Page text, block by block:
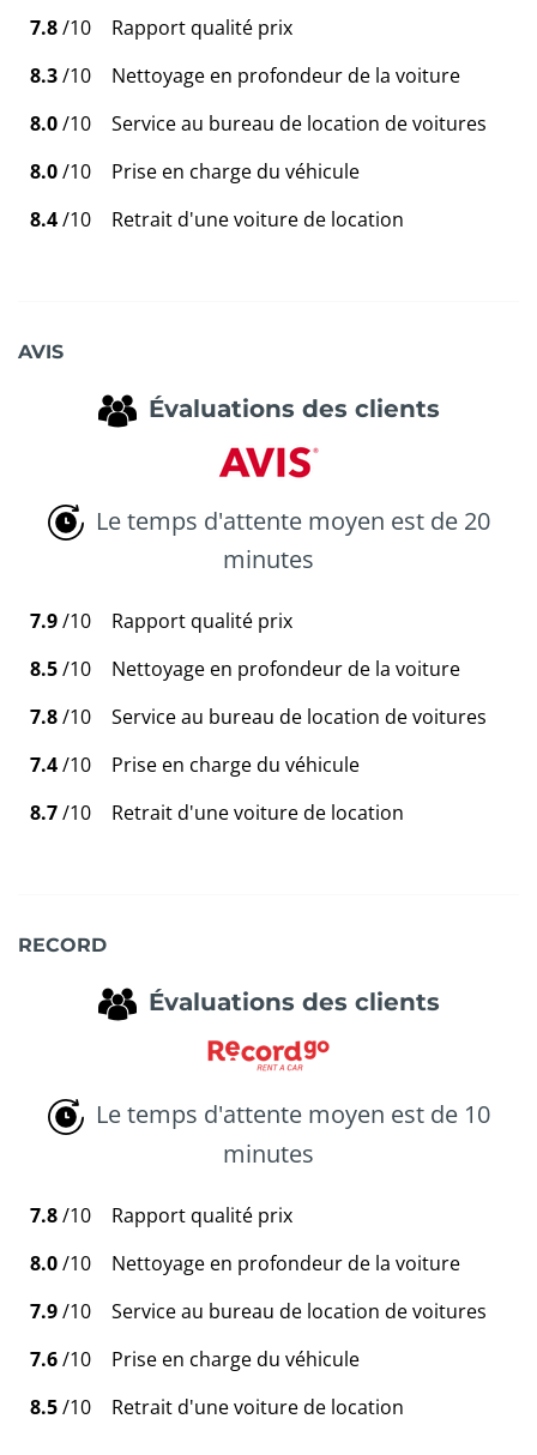
7.8/10
Rapport qualité prix
8.3/10
Nettoyage en profondeur de la voiture
8.0/10
Service au bureau de location de voitures
8.0/10
Prise en charge du véhicule
8.4/10 Retrait d'une voiture de location
AVIS
Évaluations des clients
Le temps d'attente moyen est de 20
minutes
7.9/10
Rapport qualité prix
8.5/10
Nettoyage en profondeur de la voiture
7.8/10
Service au bureau de location de voitures
7.4/10
Prise en charge du véhicule
8.7/10 Retrait d'une voiture de location
RECORD
Évaluations des clients
Le temps d'attente moyen est de 10
minutes
7.8/10
Rapport qualité prix
8.0/10
Nettoyage en profondeur de la voiture
7.9/10
Service au bureau de location de voitures
7.6/10
Prise en charge du véhicule
8.5/10 Retrait d'une voiture de location